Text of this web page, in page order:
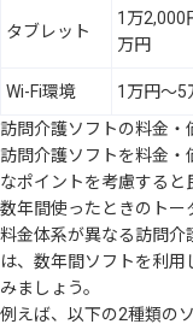
タブレット
1万2,000
万円
Wi-Fi環境 1万円～5
訪問介護ソフトの料金・
訪問介護ソフトを料金・
なポイントを考慮すると
数年間使ったときのトー
料金体系が異なる訪問介
は、数年間ソフトを利
みましょう。
例えば、以下の2種類の